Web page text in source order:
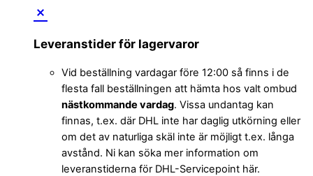
Leveranstider för lagervaror
Vid beställning vardagar före 12:00 så finns i de
flesta fall beställningen att hämta hos valt ombud
nästkommande vardag. Vissa undantag kan
finnas, t.ex. där DHL inte har daglig utkörning eller
om det av naturliga skäl inte är möjligt t.ex. långa
avstånd. Ni kan söka mer information om
leveranstiderna för DHL-Servicepoint här.